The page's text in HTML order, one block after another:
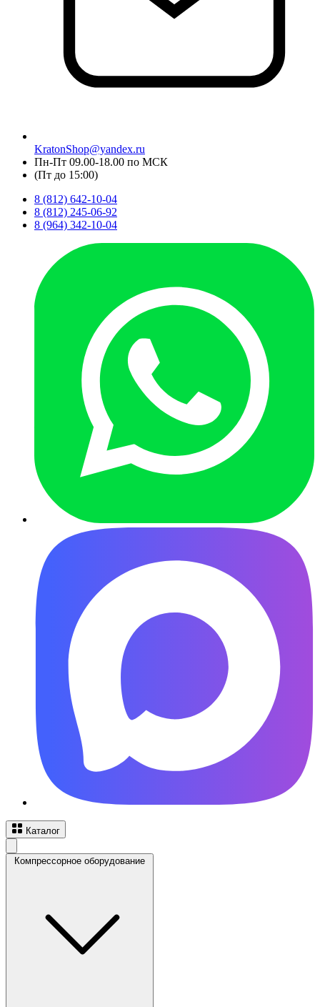
KratonShop@yandex.ru
Пн-Пт 09.00-18.00 по МСК
(Пт до 15:00)
8 (812) 642-10-04
8 (812) 245-06-92
8 (964) 342-10-04
Каталог
Компрессорное оборудование